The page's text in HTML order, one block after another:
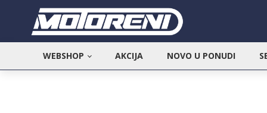
WEBSHOP AKCIJA NOVO U PONUDI